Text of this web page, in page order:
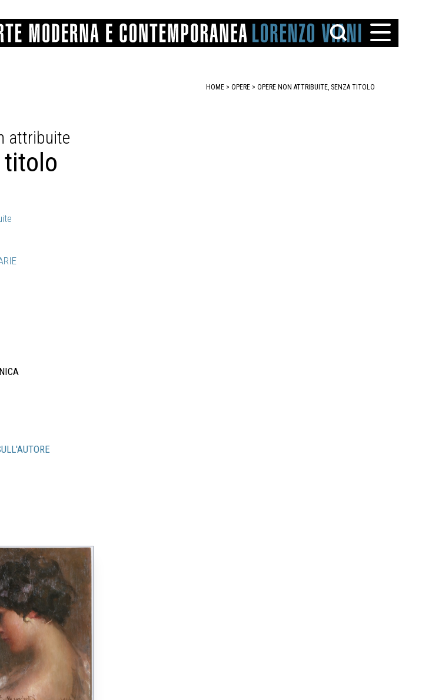
CATARSINI
LUCARELLI
MARTINI
MICHETTI
HOME > OPERE > OPERE NON ATTRIBUITE, SENZA TITOLO
attribuite
titolo